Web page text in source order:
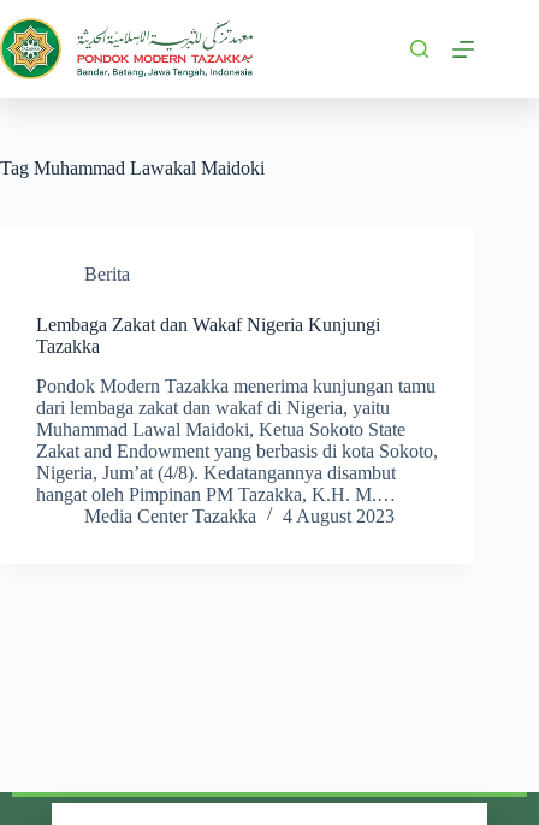
Tag Muhammad Lawakal Maidoki
Berita
Lembaga Zakat dan Wakaf Nigeria Kunjungi
Tazakka
Pondok Modern Tazakka menerima kunjungan tamu
dari lembaga zakat dan wakaf di Nigeria, yaitu
Muhammad Lawal Maidoki, Ketua Sokoto State
Zakat and Endowment yang berbasis di kota Sokoto,
Nigeria, Jum’at (4/8). Kedatangannya disambut
hangat oleh Pimpinan PM Tazakka, K.H. M.…
Media Center Tazakka
4 August 2023